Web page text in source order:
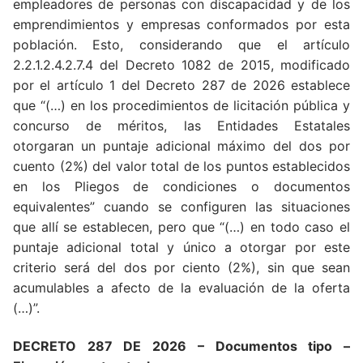
empleadores de personas con discapacidad y de los
emprendimientos y empresas conformados por esta
población. Esto, considerando que el artículo
2.2.1.2.4.2.7.4 del Decreto 1082 de 2015, modificado
por el artículo 1 del Decreto 287 de 2026 establece
que “(…) en los procedimientos de licitación pública y
concurso de méritos, las Entidades Estatales
otorgaran un puntaje adicional máximo del dos por
cuento (2%) del valor total de los puntos establecidos
en los Pliegos de condiciones o documentos
equivalentes” cuando se configuren las situaciones
que allí se establecen, pero que “(…) en todo caso el
puntaje adicional total y único a otorgar por este
criterio será del dos por ciento (2%), sin que sean
acumulables a afecto de la evaluación de la oferta
(…)”.
DECRETO 287 DE 2026 – Documentos tipo –